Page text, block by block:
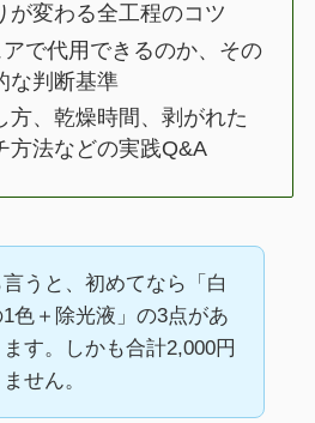
が変わる全工程のコツ
で代用できるのか、その
な判断基準
方、乾燥時間、剥がれた
方法などの実践Q&A
うと、初めてなら「白
1色＋除光液」の3点があ
す。しかも合計2,000円
せん。